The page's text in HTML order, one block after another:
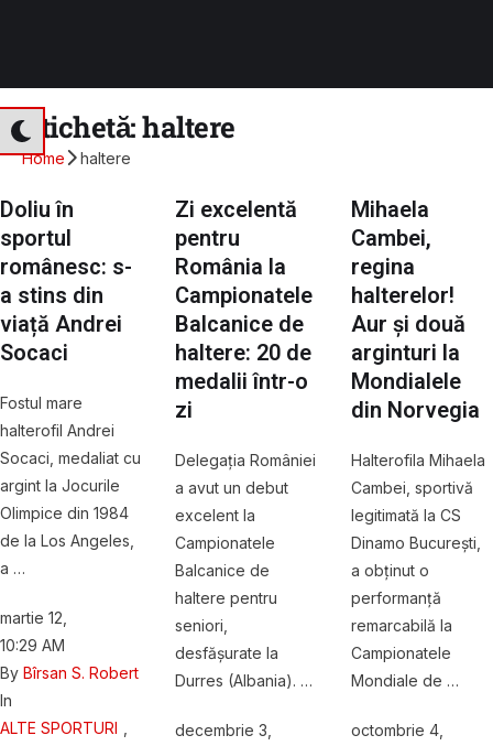
Etichetă:haltere
Home haltere
Doliu în
sportul
românesc: s-
a stins din
viață Andrei
Socaci
Fostul mare
halterofil Andrei
Socaci, medaliat cu
argint la Jocurile
Olimpice din 1984
de la Los Angeles,
a …
martie 12
10:29 AM
By Bîrsan S. Robert
In
ALTE SPORTURI
Zi excelentă
pentru
România la
Campionatele
Balcanice de
haltere: 20 de
medalii într-o
zi
Delegația României
a avut un debut
excelent la
Campionatele
Balcanice de
haltere pentru
seniori,
desfășurate la
Durres (Albania). …
decembrie 3
Mihaela
Cambei,
regina
halterelor!
Aur și două
arginturi la
Mondialele
din Norvegia
Halterofila Mihaela
Cambei, sportivă
legitimată la CS
Dinamo București,
a obținut o
performanță
remarcabilă la
Campionatele
Mondiale de …
octombrie 4,